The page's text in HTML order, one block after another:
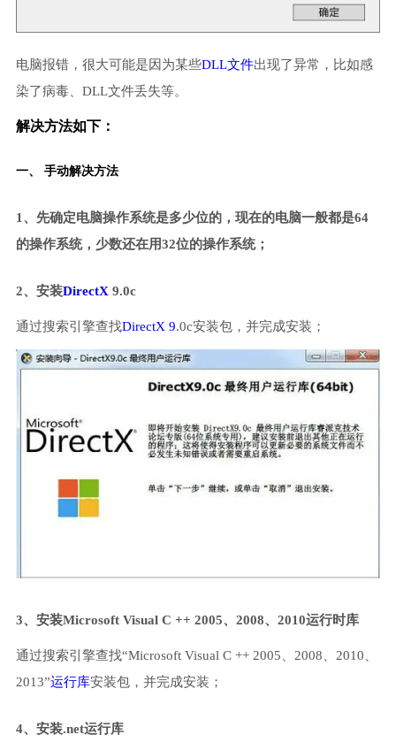
电脑报错，很大可能是因为某些DLL文件出现了异常，比如感
染了病毒、DLL文件丢失等。
解决方法如下：
一、 手动解决方法
1、先确定电脑操作系统是多少位的，现在的电脑一般都是64
的操作系统，少数还在用32位的操作系统；
2、安装DirectX 9.0c
通过搜索引擎查找DirectX 9.0c安装包，并完成安装；
3、安装Microsoft Visual C ++ 2005、2008、2010运行时库
通过搜索引擎查找“Microsoft Visual C ++ 2005、2008、2010、
2013”运行库安装包，并完成安装；
4、安装.net运行库